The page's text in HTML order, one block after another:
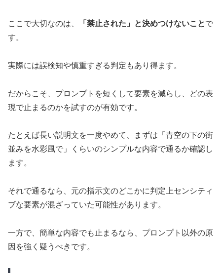
ここで大切なのは、 「禁止された」と決めつけないことで
す。
実際には誤検知や慎重すぎる判定もあり得ます。
だからこそ、プロンプトを短くして要素を減らし、どの表
現で止まるのかを試すのが有効です。
たとえば長い説明文を一度やめて、まずは「青空の下の街
並みを水彩風で」くらいのシンプルな内容で通るか確認し
ます。
それで通るなら、元の指示文のどこかに判定上センシティ
ブな要素が混ざっていた可能性があります。
一方で、簡単な内容でも止まるなら、プロンプト以外の原
因を強く疑うべきです。